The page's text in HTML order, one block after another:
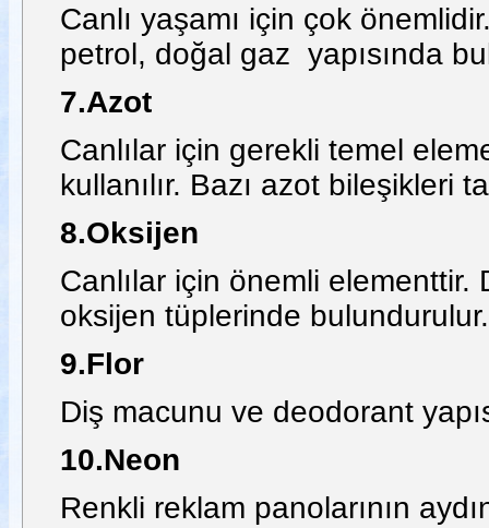
Canlı yaşamı için çok
petrol, doğal gaz yapısında
7.Azot
Canlılar için gerekli temel
kullanılır. Bazı azot bileşikleri
8.Oksijen
Canlılar için önemli
oksijen tüplerinde bulundurulur.
9.Flor
Diş macunu ve deodorant
10.Neon
Renkli reklam panolarının